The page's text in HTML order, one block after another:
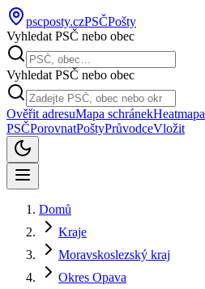
pscposty.czPSČPošty
Vyhledat PSČ nebo obec
Vyhledat PSČ nebo obec
Ověřit adresuMapa schránekHeatmapa
PSČPorovnatPoštyPrůvodceVložit
Domů
Kraje
Moravskoslezský kraj
Okres Opava